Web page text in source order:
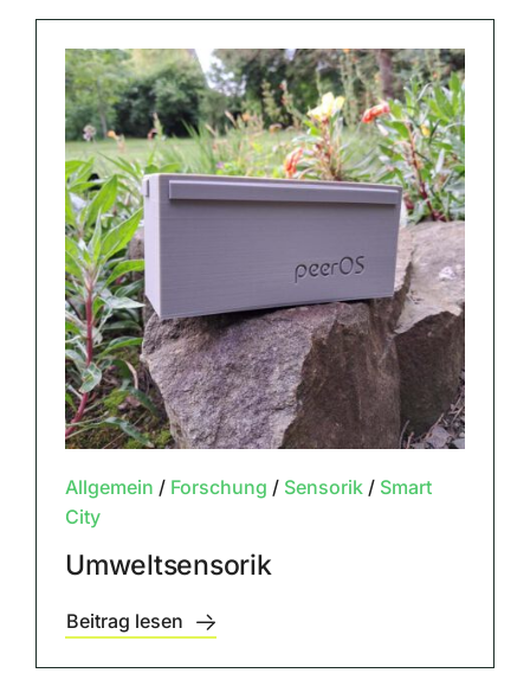
Allgemein / Forschung / Sensorik/ Smart
City
Umweltsensorik
Beitrag lesen